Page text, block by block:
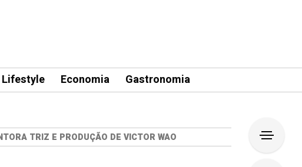
Lifestyle Economia Gastronomia
TRIZ E PRODUÇÃO DE VICTOR WAO